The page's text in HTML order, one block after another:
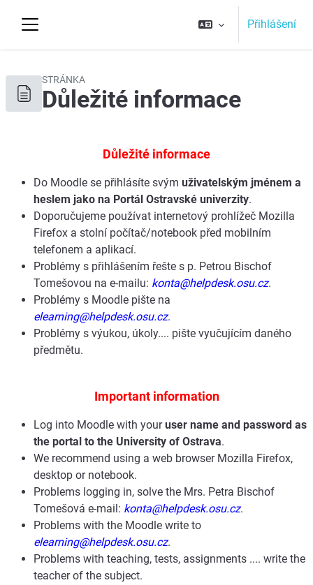
Přihlášení
STRÁNKA
Důležité informace
Důležité informace
Do Moodle se přihlásíte svým uživatelským jménem a
heslem jako na Portál Ostravské univerzity.
Doporučujeme používat internetový prohlížeč Mozilla
Firefox a stolní počítač/notebook před mobilním
telefonem a aplikací.
Problémy s přihlášením řešte s p. Petrou Bischof
Tomešovou na e-mailu: konta@helpdesk.osu.cz.
Problémy s Moodle pište na
elearning@helpdesk.osu.cz.
Problémy s výukou, úkoly.... pište vyučujícím daného
předmětu.
Important information
Log into Moodle with youruser name and password as
the portal to the University of Ostrava.
We recommend using a web browser Mozilla Firefox,
desktop or notebook.
Problems logging in, solve the Mrs. Petra Bischof
Tomešová e-mail: konta@helpdesk.osu.cz.
Problems with the Moodle write to
elearning@helpdesk.osu.cz.
Problems with teaching, tests, assignments .... write the
teacher of the subject.